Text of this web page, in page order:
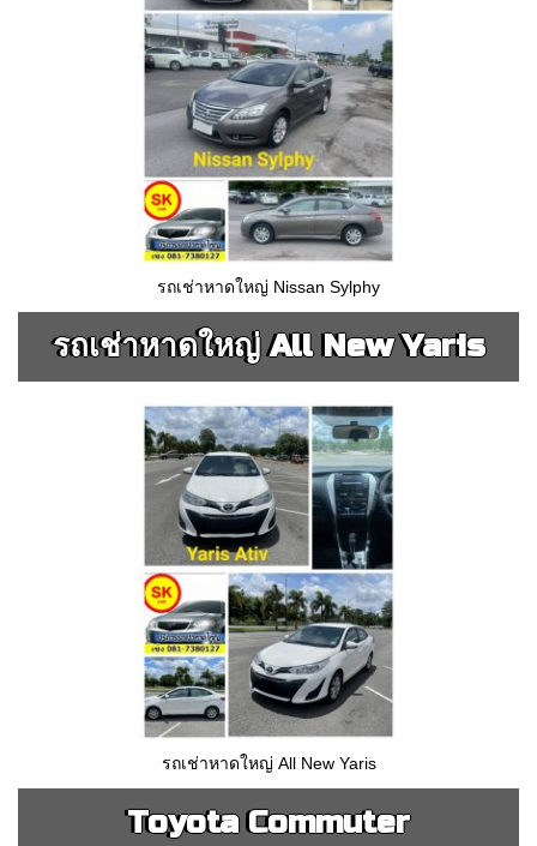
รถเช่าหาดใหญ่ Nissan Sylphy
รถเช่าหาดใหญ่ All New Yaris
รถเช่าหาดใหญ่ All New Yaris
Toyota Commuter